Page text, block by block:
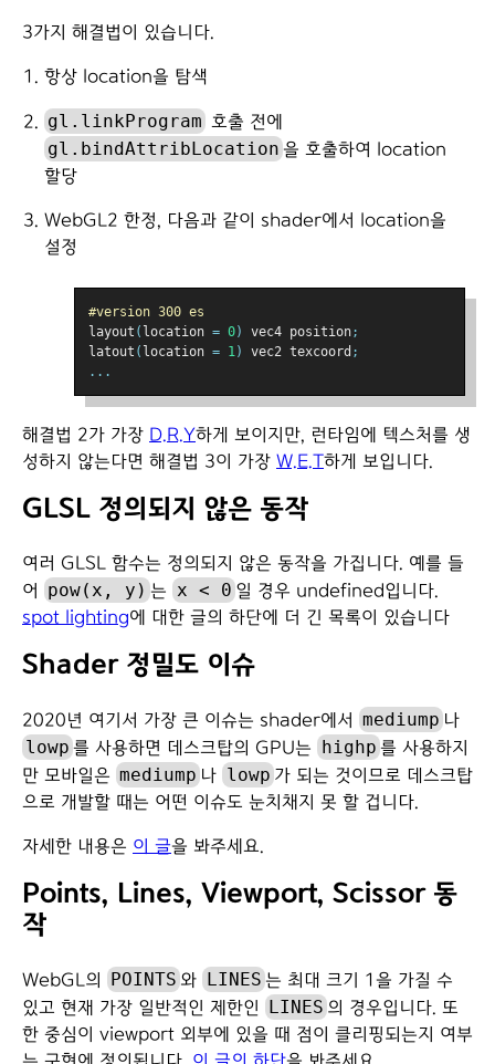
3가지 해결법이 있습니다.
항상 location을 탐색
gl.linkProgram 호출 전에
gl.bindAttribLocation 을 호출하여 location
할당
WebGL2 한정, 다음과 같이 shader에서 location을
설정
#version 300 es
layout ( location = 0) vec4 position;
latout ( location = 1) vec2 texcoord ;
...
해결법 2가 가장 D.R.Y하게 보이지만, 런타임에 텍스처를 생
성하지 않는다면 해결법 3이 가장 W.E.T하게 보입니다.
GLSL 정의되지 않은 동작
여러 GLSL 함수는 정의되지 않은 동작을 가집니다. 예를 들
어
pow(x, y) 는 x < 0 일 경우 undefined입니다.
spot lighting에 대한 글의 하단에 더 긴 목록이 있습니다
Shader 정밀도 이슈
2020년 여기서 가장 큰 이슈는 shader에서 mediump 나
lowp 를 사용하면 데스크탑의 GPU는 highp 를 사용하지
만 모바일은 mediump 나 lowp 가 되는 것이므로 데스크탑
으로 개발할 때는 어떤 이슈도 눈치채지 못 할 겁니다.
자세한 내용은 이 글을 봐주세요.
Points, Lines, Viewport, Scissor 동
작
WebGL의 POINTS 와 LINES 는 최대 크기 1을 가질 수
있고 현재 가장 일반적인 제한인 LINES 의 경우입니다. 또
한 중심이 viewport 외부에 있을 때 점이 클리핑되는지 여부